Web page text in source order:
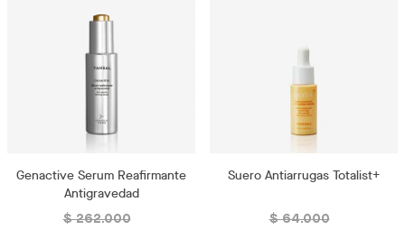
Genactive Serum Reafirmante
Antigravedad
$ 262.000
Suero Antiarrugas Totalist+
$ 64.000